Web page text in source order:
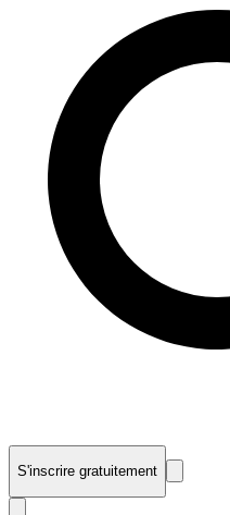
S'inscrire gratuitement